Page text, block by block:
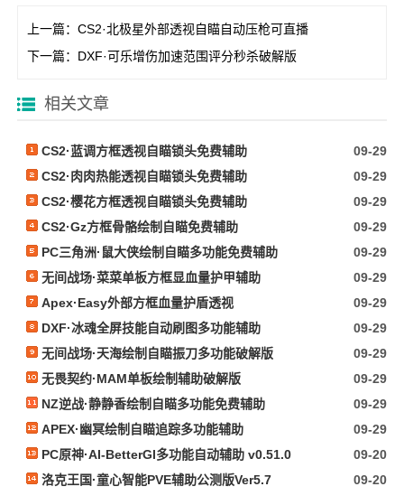
上一篇： CS2·北极星外部透视自瞄自动压枪可直播
下一篇： DXF·可乐增伤加速范围评分秒杀破解版
相关文章
CS2·蓝调方框透视自瞄锁头免费辅助
09-29
CS2·肉肉热能透视自瞄锁头免费辅助
09-29
CS2·樱花方框透视自瞄锁头免费辅助
09-29
CS2·Gz方框骨骼绘制自瞄免费辅助
09-29
PC三角洲·鼠大侠绘制自瞄多功能免费辅助
09-29
无间战场·菜菜单板方框显血量护甲辅助
09-29
Apex·Easy外部方框血量护盾透视
09-29
DXF·冰魂全屏技能自动刷图多功能辅助
09-29
无间战场·天海绘制自瞄振刀多功能破解版
09-29
无畏契约·MAM单板绘制辅助破解版
09-29
NZ逆战·静静香绘制自瞄多功能免费辅助
09-29
APEX·幽冥绘制自瞄追踪多功能辅助
09-29
PC原神·AI-BetterGI多功能自动辅助 v0.51.0
09-20
洛克王国·童心智能PVE辅助公测版Ver5.7
09-20